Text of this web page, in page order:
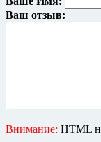
Ваш отзыв:
Внимание: HTML